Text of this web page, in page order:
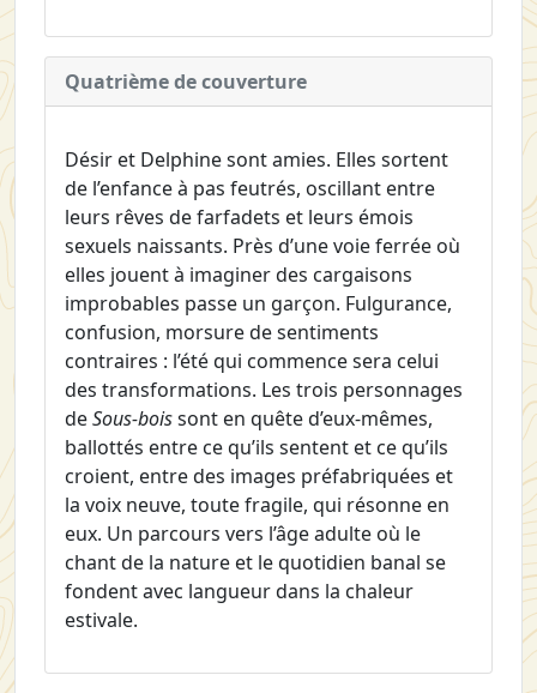
Quatrième de couverture
Désir et Delphine sont amies. Elles sortent
de l’enfance à pas feutrés, oscillant entre
leurs rêves de farfadets et leurs émois
sexuels naissants. Près d’une voie ferrée où
elles jouent à imaginer des cargaisons
improbables passe un garçon. Fulgurance,
confusion, morsure de sentiments
contraires : l’été qui commence sera celui
des transformations. Les trois personnages
deSous-boissont en quête d’eux-mêmes,
ballottés entre ce qu’ils sentent et ce qu’ils
croient, entre des images préfabriquées et
la voix neuve, toute fragile, qui résonne en
eux. Un parcours vers l’âge adulte où le
chant de la nature et le quotidien banal se
fondent avec langueur dans la chaleur
estivale.